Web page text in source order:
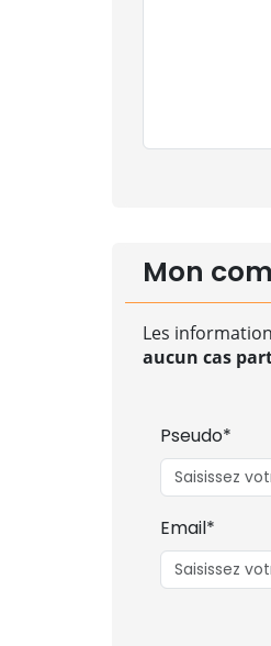
Mon
Les
aucun cas
Pseudo*
Email*